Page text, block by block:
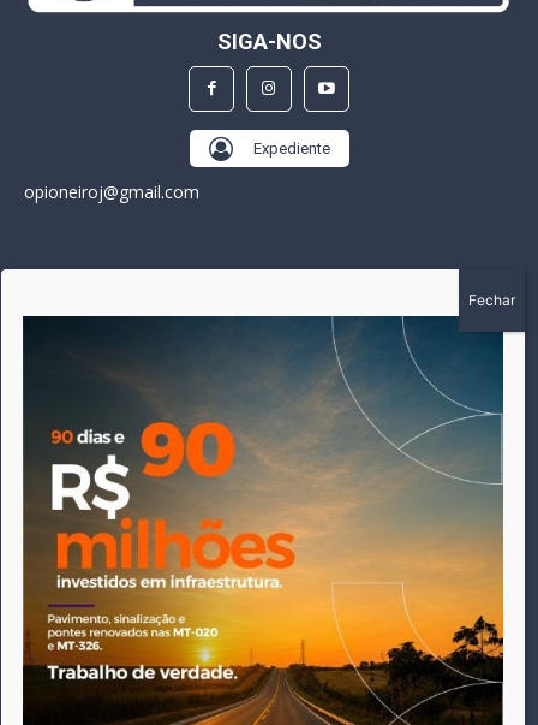
SIGA-NOS
Expediente
opioneiroj@gmail.com
A história do Pioneiro inicia em fevereiro de 2005 em
Canarana - MT, na época, como um jornal impresso semanal,
que chegou a possuir mil assinantes. Durante 15 anos, foram
publicadas 691 edições que narraram os acontecimentos
políticos, policiais e cotidianos de Canarana e região. Fiel a sua
origem, pautado sempre pela busca incessante da
imparcialidade, faz jus a sua logo, com o característico "avião
da praça" de Canarana, sendo o símbolo do
comprometimento deste veículo de comunicação com o
relato dos fatos neste município. Em 06 de dezembro de 2019
circulou a última edição impressa do jornal, que desde então
tem veiculação exclusivamente online.
Este site utiliza cookies para permitir uma melhor experiência